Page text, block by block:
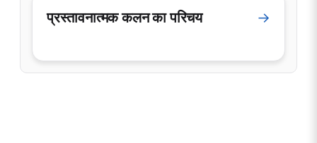
प्रस्तावनात्मक कलन का परिचय →